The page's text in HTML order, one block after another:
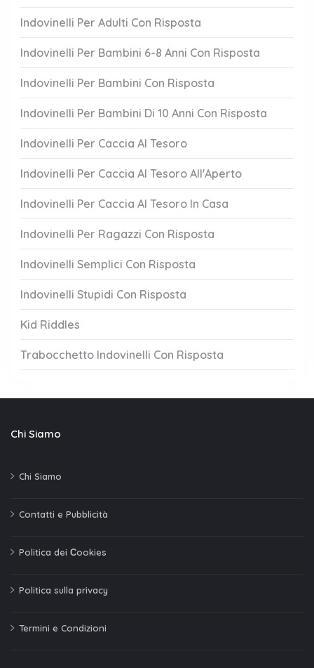
Indovinelli Per Adulti Con Risposta
Indovinelli Per Bambini 6-8 Anni Con Risposta
Indovinelli Per Bambini Con Risposta
Indovinelli Per Bambini Di 10 Anni Con Risposta
Indovinelli Per Caccia Al Tesoro
Indovinelli Per Caccia Al Tesoro All'Aperto
Indovinelli Per Caccia Al Tesoro In Casa
Indovinelli Per Ragazzi Con Risposta
Indovinelli Semplici Con Risposta
Indovinelli Stupidi Con Risposta
Kid Riddles
Trabocchetto Indovinelli Con Risposta
Chi Siamo
Chi Siamo
Contatti e Pubblicità
Politica dei Сookies
Politica sulla privacy
Termini e Condizioni